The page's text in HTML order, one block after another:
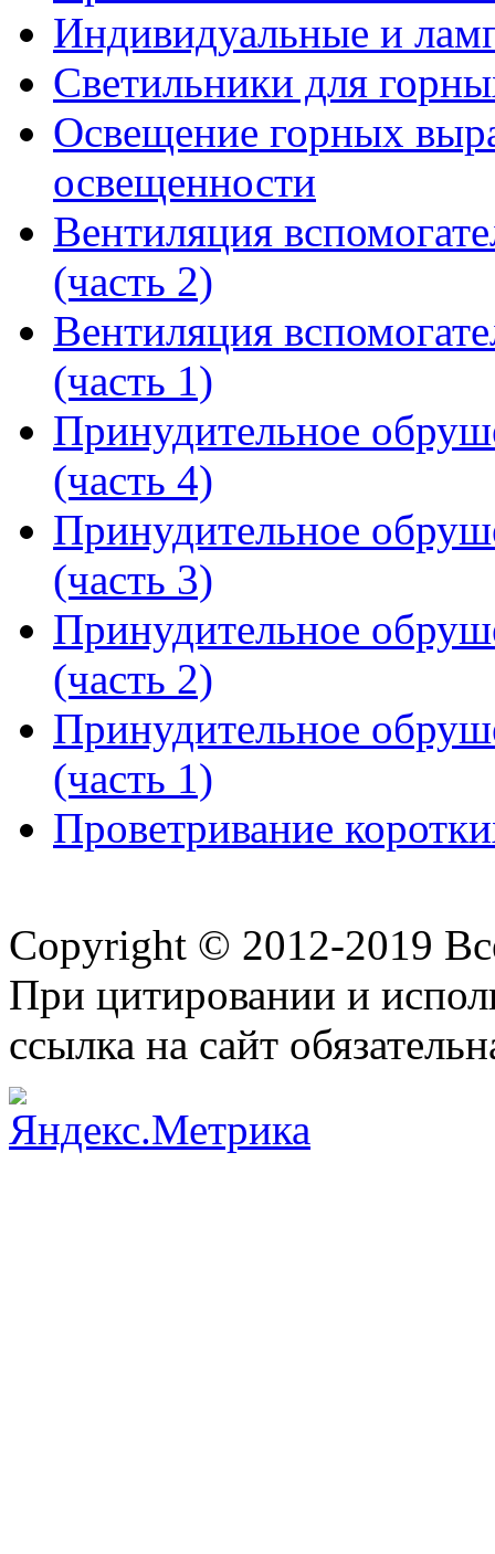
Индивидуальные и
Светильники для
Освещение горных
освещенности
Вентиляция
(часть 2)
Вентиляция
(часть 1)
Принудительное
(часть 4)
Принудительное
(часть 3)
Принудительное
(часть 2)
Принудительное
(часть 1)
Проветривание
Copyright © 2012-2019
При цитировании и
ссылка на сайт